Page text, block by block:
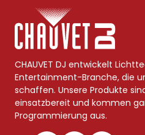
CHAUVET DJ entwickelt
Entertainment-Branche, die
schaffen. Unsere Produkte
einsatzbereit und kommen
Programmierung aus.